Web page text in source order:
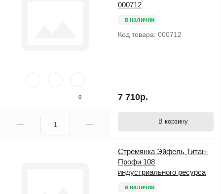
Трехсекционные, двухсекционные и приставные лестницы,
безопасностью, но и удобством в использовании. Так,
благодаря опорной площадке вы сможете длительное время
0
000712
в наличии
Код товара: 000712
7 710р.
В корзину
Стремянка Эйфель Титан-
Профи 108
индустриального ресурса
в наличии